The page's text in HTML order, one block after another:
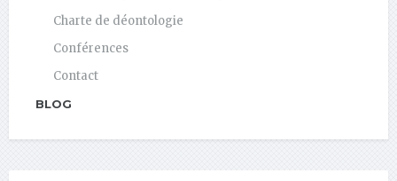
Charte de déontologie
Conférences
Contact
BLOG